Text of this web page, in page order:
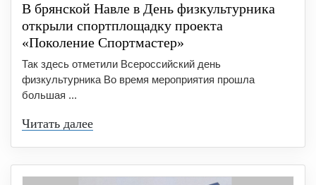
В брянской Навле в День физкультурника
открыли спортплощадку проекта
«Поколение Спортмастер»
Так здесь отметили Всероссийский день
физкультурника Во время мероприятия прошла
большая ...
Читать далее